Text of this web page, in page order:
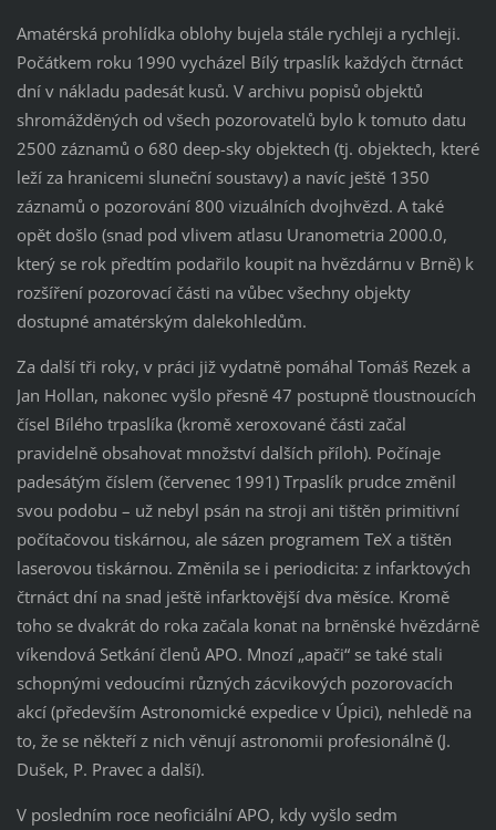
Amatérská prohlídka oblohy bujela stále rychleji a rychleji.
Počátkem roku 1990 vycházel Bílý trpaslík každých čtrnáct
dní v nákladu padesát kusů. V archivu popisů objektů
shromážděných od všech pozorovatelů bylo k tomuto datu
2500 záznamů o 680 deep-sky objektech (tj. objektech, které
leží za hranicemi sluneční soustavy) a navíc ještě 1350
záznamů o pozorování 800 vizuálních dvojhvězd. A také
opět došlo (snad pod vlivem atlasu Uranometria 2000.0,
který se rok předtím podařilo koupit na hvězdárnu v Brně) k
rozšíření pozorovací části na vůbec všechny objekty
dostupné amatérským dalekohledům.
Za další tři roky, v práci již vydatně pomáhal Tomáš Rezek a
Jan Hollan, nakonec vyšlo přesně 47 postupně tloustnoucích
čísel Bílého trpaslíka (kromě xeroxované části začal
pravidelně obsahovat množství dalších příloh). Počínaje
padesátým číslem (červenec 1991) Trpaslík prudce změnil
svou podobu – už nebyl psán na stroji ani tištěn primitivní
počítačovou tiskárnou, ale sázen programem TeX a tištěn
laserovou tiskárnou. Změnila se i periodicita: z infarktových
čtrnáct dní na snad ještě infarktovější dva měsíce. Kromě
toho se dvakrát do roka začala konat na brněnské hvězdárně
víkendová Setkání členů APO. Mnozí „apači“ se také stali
schopnými vedoucími různých zácvikových pozorovacích
akcí (především Astronomické expedice v Úpici), nehledě na
to, že se někteří z nich věnují astronomii profesionálně (J.
Dušek, P. Pravec a další).
V posledním roce neoficiální APO, kdy vyšlo sedm